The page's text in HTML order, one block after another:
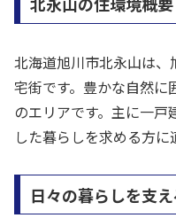
北海道旭川市北永山は
宅街です。豊かな自然に
のエリアです。主に一戸
した暮らしを求める方に
日々の暮らしを支